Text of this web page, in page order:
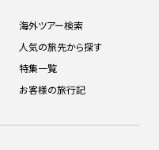
海外ツアー検索
人気の旅先から探す
特集一覧
お客様の旅行記